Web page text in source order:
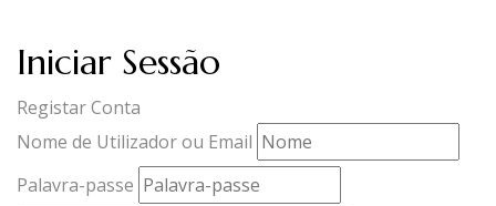
Iniciar Sessão
Registar Conta
Nome de Utilizador ou Email
Palavra-passe